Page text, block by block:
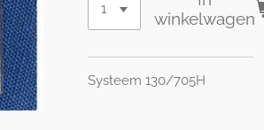
winkelwagen
Systeem 130/705H